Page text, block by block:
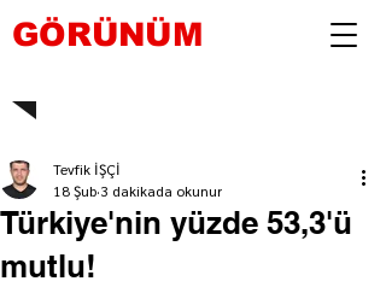
GÖRÜNÜM
Türkiye'nin yüzde 53,3'ü
mutlu!
Tevfik İŞÇİ
18 Şub 3 dakikada okunur